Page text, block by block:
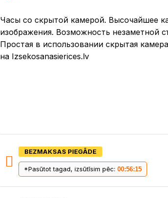
Часы со скрытой камерой. Высочайшее
изображения. Возможность незаметной
Простая в использовании скрытая
на Izsekosanasierices.lv
BEZMAKSAS PIEGĀDE
*Pasūtot tagad, izsūtīsim pēc: 00:56:15